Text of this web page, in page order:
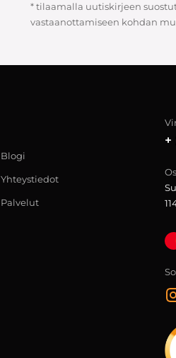
* tilaamalla uutiskirjeen
vastaanottamiseen kohdan
Blogi
Yhteystiedot
Palvelut
+